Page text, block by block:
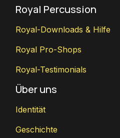
Royal Percussion
Royal-Downloads & Hilfe
Royal Pro-Shops
Royal-Testimonials
Über uns
Identität
Geschichte